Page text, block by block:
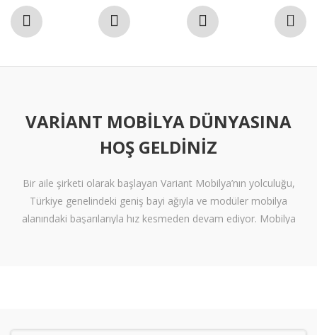
VARIANT MOBILYA DÜNYASINA
HOŞ GELDINIZ
Bir aile şirketi olarak başlayan Variant Mobilya’nın yolculuğu,
Türkiye genelindeki geniş bayi ağıyla ve modüler mobilya
alanındaki başarılarıyla hız kesmeden devam ediyor. Mobilya